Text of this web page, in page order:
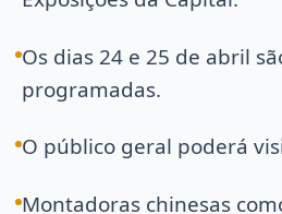
Os dias 24 e 25 de abril
programadas.
O público geral poderá
Montadoras chinesas